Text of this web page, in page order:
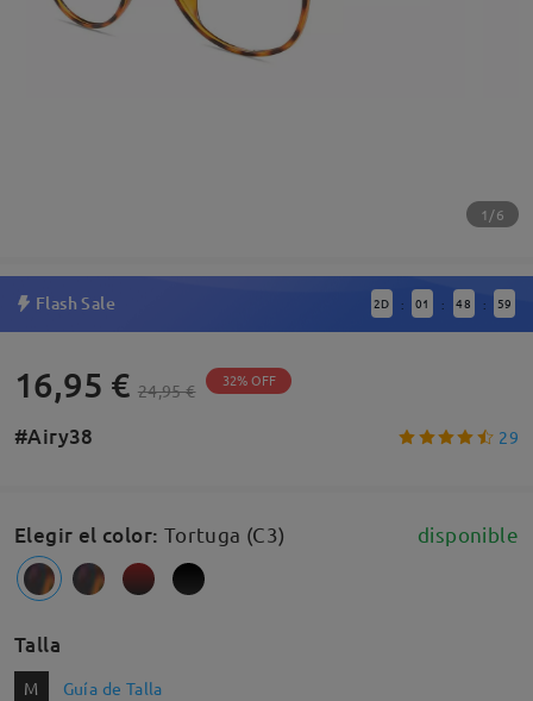
1/6
Flash Sale 2D : 01 : 48 : 58
16,95 € 24,95 € 32% OFF
#Airy38 29
Elegir el color: Tortuga (C3) disponible
Talla
M Guía de Talla